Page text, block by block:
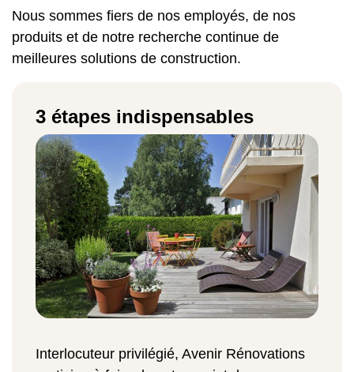
Nous sommes fiers de nos employés, de nos
produits et de notre recherche continue de
meilleures solutions de construction.
3 étapes indispensables
Interlocuteur privilégié, Avenir Rénovations